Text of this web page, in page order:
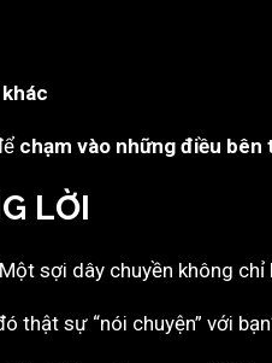
chạm vào những điều
LỜI
sợi dây chuyền không
thật sự “nói chuyện” với